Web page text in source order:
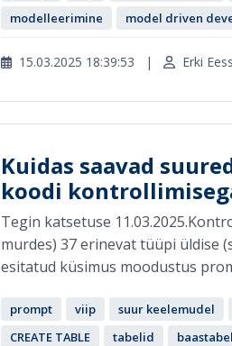
modelleerimine
model driven
15.03.2025 18:39:53 | Erki
Kuidas saavad
koodi
Tegin katsetuse
murdes) 37 erinevat tüüpi üldise
esitatud küsimus moodustus
prompt viip suur keelemudel
CREATE TABLE
tabelid